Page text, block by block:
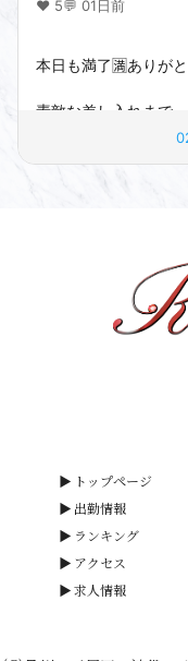
トップページ
出勤情報
ランキング
アクセス
求人情報